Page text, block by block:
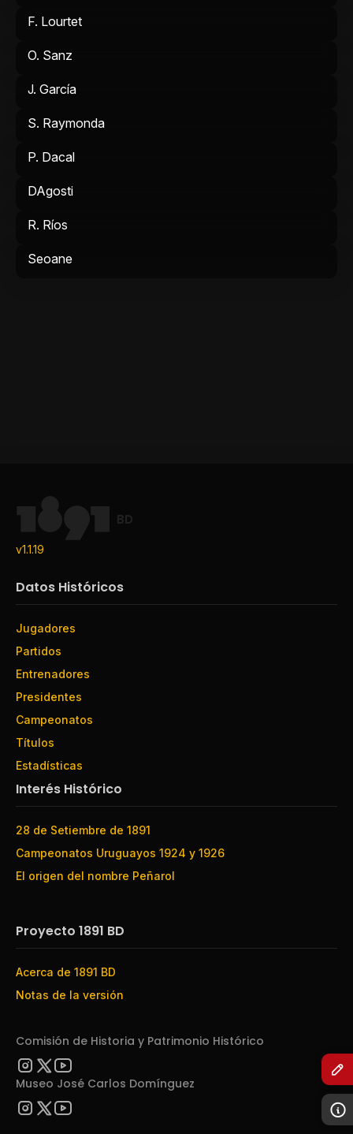
F. Lourtet
O. Sanz
J. García
S. Raymonda
P. Dacal
DAgosti
R. Ríos
Seoane
BD
v1.1.19
Datos Históricos
Jugadores
Partidos
Entrenadores
Presidentes
Campeonatos
Títulos
Estadísticas
Interés Histórico
28 de Setiembre de 1891
Campeonatos Uruguayos 1924 y 1926
El origen del nombre Peñarol
Proyecto 1891 BD
Acerca de 1891 BD
Notas de la versión
Comisión de Historia y Patrimonio Histórico
Museo José Carlos Domínguez